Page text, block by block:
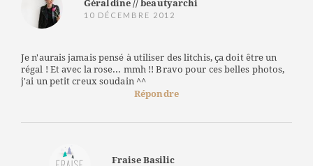
Géraldine // beautyarchi
10 DÉCEMBRE 2012
Je n'aurais jamais pensé à utiliser des litchis, ça doit être un
régal ! Et avec la rose... mmh !! Bravo pour ces belles photos,
j'ai un petit creux soudain ^^
Répondre
Fraise Basilic